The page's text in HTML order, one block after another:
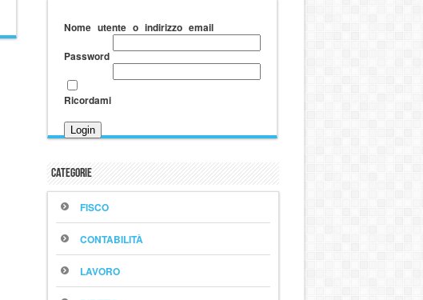
Nome utente o indirizzo email
Password
Ricordami
Categorie
FISCO
CONTABILITÀ
LAVORO